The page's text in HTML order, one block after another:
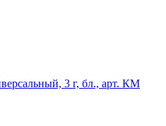
3 г, бл., арт. КМ